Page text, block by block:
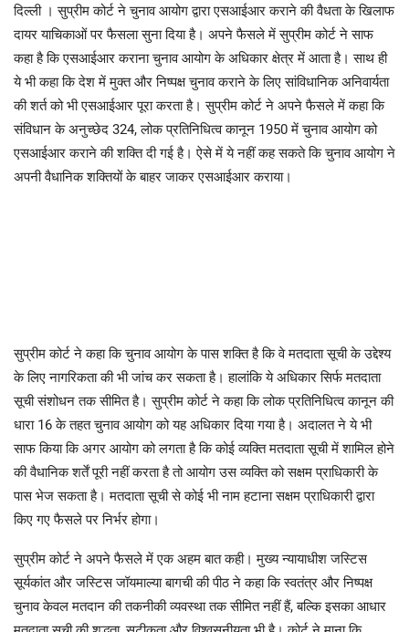
दिल्ली । सुप्रीम कोर्ट ने चुनाव आयोग द्वारा एसआईआर कराने की वैधता के खिलाफ
दायर याचिकाओं पर फैसला सुना दिया है। अपने फैसले में सुप्रीम कोर्ट ने साफ
कहा है कि एसआईआर कराना चुनाव आयोग के अधिकार क्षेत्र में आता है। साथ ही
ये भी कहा कि देश में मुक्त और निष्पक्ष चुनाव कराने के लिए सांविधानिक अनिवार्यता
की शर्त को भी एसआईआर पूरा करता है। सुप्रीम कोर्ट ने अपने फैसले में कहा कि
संविधान के अनुच्छेद 324, लोक प्रतिनिधित्व कानून 1950 में चुनाव आयोग को
एसआईआर कराने की शक्ति दी गई है। ऐसे में ये नहीं कह सकते कि चुनाव आयोग ने
अपनी वैधानिक शक्तियों के बाहर जाकर एसआईआर कराया।
सुप्रीम कोर्ट ने कहा कि चुनाव आयोग के पास शक्ति है कि वे मतदाता सूची के उद्देश्य
के लिए नागरिकता की भी जांच कर सकता है। हालांकि ये अधिकार सिर्फ मतदाता
सूची संशोधन तक सीमित है। सुप्रीम कोर्ट ने कहा कि लोक प्रतिनिधित्व कानून की
धारा 16 के तहत चुनाव आयोग को यह अधिकार दिया गया है। अदालत ने ये भी
साफ किया कि अगर आयोग को लगता है कि कोई व्यक्ति मतदाता सूची में शामिल होने
की वैधानिक शर्तें पूरी नहीं करता है तो आयोग उस व्यक्ति को सक्षम प्राधिकारी के
पास भेज सकता है। मतदाता सूची से कोई भी नाम हटाना सक्षम प्राधिकारी द्वारा
किए गए फैसले पर निर्भर होगा।
सुप्रीम कोर्ट ने अपने फैसले में एक अहम बात कही। मुख्य न्यायाधीश जस्टिस
सूर्यकांत और जस्टिस जॉयमाल्या बागची की पीठ ने कहा कि स्वतंत्र और निष्पक्ष
चुनाव केवल मतदान की तकनीकी व्यवस्था तक सीमित नहीं हैं, बल्कि इसका आधार